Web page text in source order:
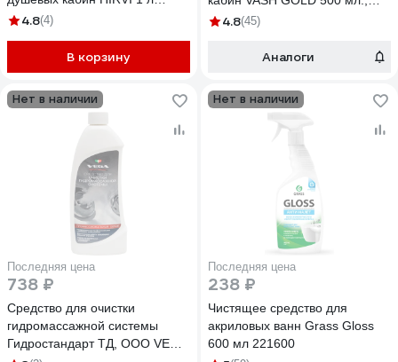
316а613
4.8(4)
В корзину
спрей 307260
4.8(45)
Аналоги
Нет в наличии
Последняя цена
738 ₽
Средство для очистки
гидромассажной системы
Гидростандарт ТД, ООО VEGA
Нет в наличии
Последняя цена
238 ₽
Чистящее средство для
акриловых ванн Grass Gloss
600 мл 221600